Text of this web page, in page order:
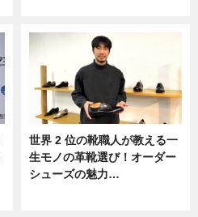
世界 2 位の靴職人が教える一
生モノの革靴選び！オーダー
シューズの魅力…